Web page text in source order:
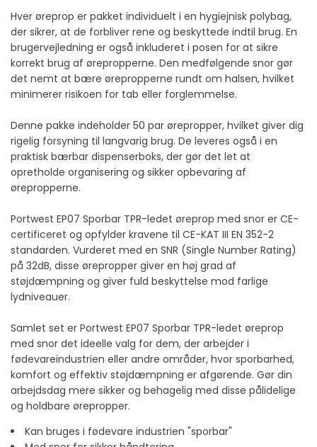
Hver øreprop er pakket individuelt i en hygiejnisk polybag,
der sikrer, at de forbliver rene og beskyttede indtil brug. En
brugervejledning er også inkluderet i posen for at sikre
korrekt brug af ørepropperne. Den medfølgende snor gør
det nemt at bære ørepropperne rundt om halsen, hvilket
minimerer risikoen for tab eller forglemmelse.
Denne pakke indeholder 50 par ørepropper, hvilket giver dig
rigelig forsyning til langvarig brug. De leveres også i en
praktisk bærbar dispenserboks, der gør det let at
opretholde organisering og sikker opbevaring af
ørepropperne.
Portwest EP07 Sporbar TPR-ledet øreprop med snor er CE-
certificeret og opfylder kravene til CE-KAT III EN 352-2
standarden. Vurderet med en SNR (Single Number Rating)
på 32dB, disse ørepropper giver en høj grad af
støjdæmpning og giver fuld beskyttelse mod farlige
lydniveauer.
Samlet set er Portwest EP07 Sporbar TPR-ledet øreprop
med snor det ideelle valg for dem, der arbejder i
fødevareindustrien eller andre områder, hvor sporbarhed,
komfort og effektiv støjdæmpning er afgørende. Gør din
arbejdsdag mere sikker og behagelig med disse pålidelige
og holdbare ørepropper.
Kan bruges i fødevare industrien "sporbar"